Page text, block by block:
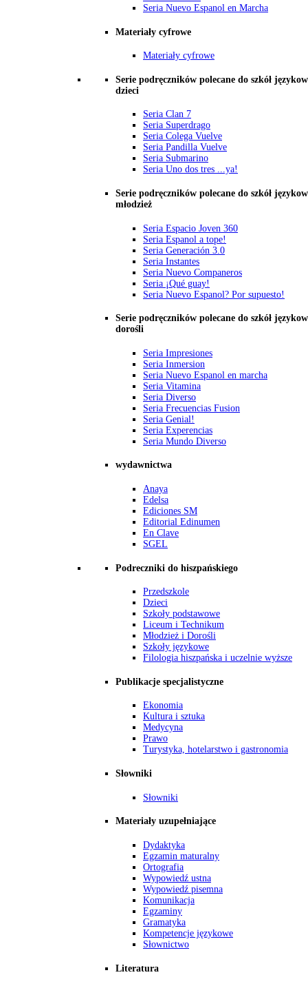
Seria Nuevo Espanol en Marcha
Materiały cyfrowe
Materiały cyfrowe
Serie podręczników polecane do szkół
dzieci
Seria Clan 7
Seria Superdrago
Seria Colega Vuelve
Seria Pandilla Vuelve
Seria Submarino
Seria Uno dos tres ...ya!
Serie podręczników polecane do szkół
młodzież
Seria Espacio Joven 360
Seria Espanol a tope!
Seria Generación 3.0
Seria Instantes
Seria Nuevo Companeros
Seria ¡Qué guay!
Seria Nuevo Espanol? Por supuesto!
Serie podręczników polecane do szkół
dorośli
Seria Impresiones
Seria Inmersion
Seria Nuevo Espanol en marcha
Seria Vitamina
Seria Diverso
Seria Frecuencias Fusion
Seria Genial!
Seria Experencias
Seria Mundo Diverso
wydawnictwa
Anaya
Edelsa
Ediciones SM
Editorial Edinumen
En Clave
SGEL
Podreczniki do hiszpańskiego
Przedszkole
Dzieci
Szkoły podstawowe
Liceum i Technikum
Młodzież i Dorośli
Szkoły językowe
Filologia hiszpańska i uczelnie wyższe
Publikacje specjalistyczne
Ekonomia
Kultura i sztuka
Medycyna
Prawo
Turystyka, hotelarstwo i gastronomia
Słowniki
Słowniki
Materiały uzupełniające
Dydaktyka
Egzamin maturalny
Ortografia
Wypowiedź ustna
Wypowiedź pisemna
Komunikacja
Egzaminy
Gramatyka
Kompetencje językowe
Słownictwo
Literatura